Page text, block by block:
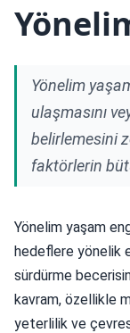
Yönelim
ulaşmasını
belirlemesini
faktörlerin
Yönelim yaşam
hedeflere yönelik
sürdürme
kavram, özellikle
yeterlilik ve